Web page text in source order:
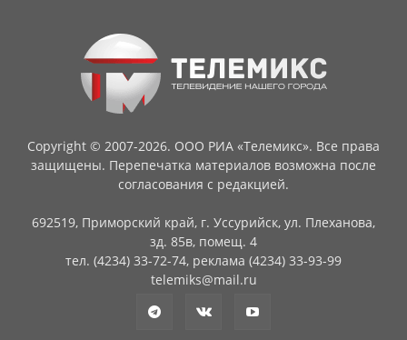
Copyright © 2007-2026. ООО РИА «Телемикс». Все права
защищены. Перепечатка материалов возможна после
согласования с редакцией.
692519, Приморский край, г. Уссурийск, ул. Плеханова,
зд. 85в, помещ. 4
тел. (4234) 33-72-74, реклама (4234) 33-93-99
telemiks@mail.ru